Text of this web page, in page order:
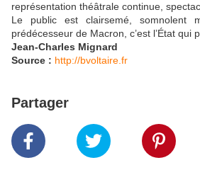
représentation théâtrale continue,
Le public est clairsemé, somnolent
prédécesseur de Macron, c’est l’État qui
Jean-Charles Mignard
Source : http://bvoltaire.fr
Partager